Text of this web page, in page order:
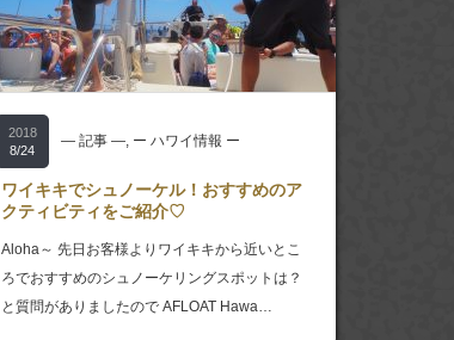
2018
8/24
― 記事 ―, ー ハワイ情報 ー
ワイキキでシュノーケル！おすすめのア
クティビティをご紹介♡
Aloha～ 先日お客様よりワイキキから近いとこ
ろでおすすめのシュノーケリングスポットは？
と質問がありましたので AFLOAT Hawa…